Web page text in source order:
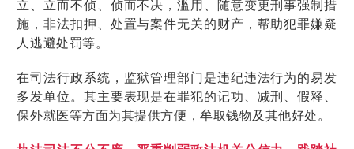
立、立而不侦、侦而不决，滥用、随意变更刑事强制措
施，非法扣押、处置与案件无关的财产，帮助犯罪嫌疑
人逃避处罚等。
在司法行政系统，监狱管理部门是违纪违法行为的易发
多发单位。其主要表现是在罪犯的记功、减刑、假释、
保外就医等方面为其提供方便，牟取钱物及其他好处。